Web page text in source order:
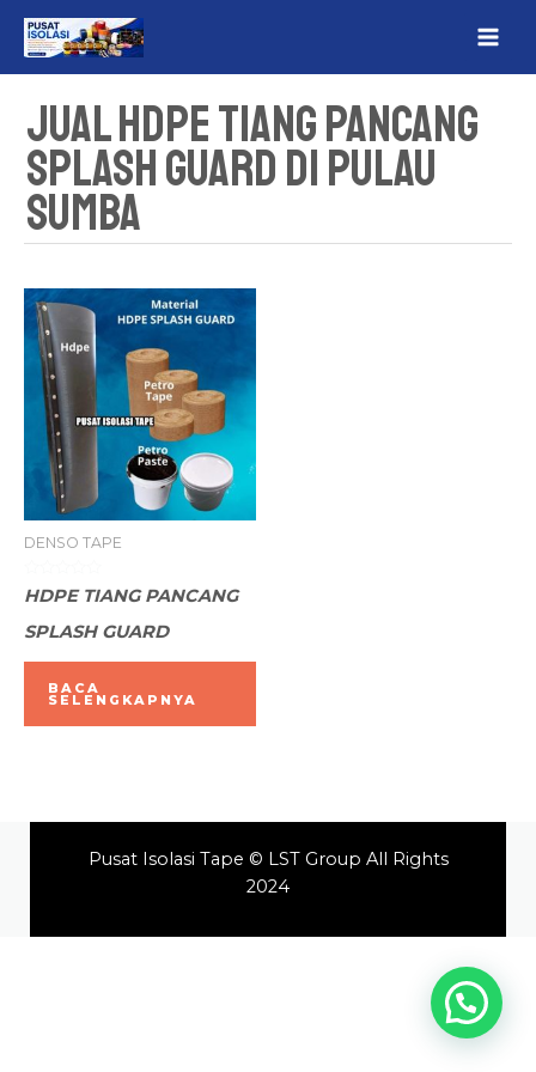
Jual HDPE Tiang Pancang
Splash Guard Di Pulau
Sumba
DENSO TAPE
Dinilai
0
5
HDPE TIANG PANCANG
SPLASH GUARD
BACA
SELENGKAPNYA
Pusat Isolasi Tape © LST Group All Rights
2024